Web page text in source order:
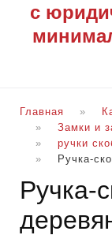
с
Главная
Замки и
ручки
Ручка-
Ручка-